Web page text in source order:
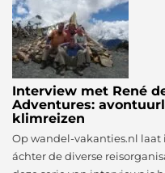
Interview met René
Adventures:
klimreizen
Op wandel-vakanties.nl laat
áchter de diverse